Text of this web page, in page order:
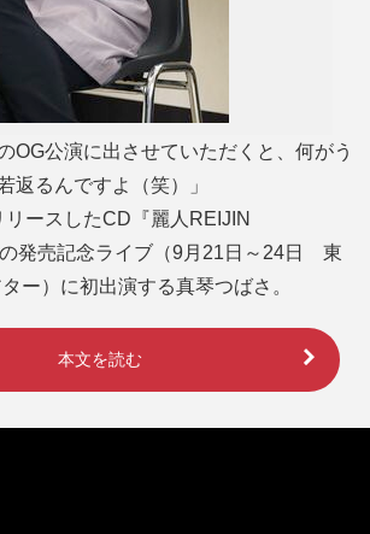
OG公演に出させていただくと、何がう
返るんですよ（笑）」
ースしたCD『麗人REIJIN
の発売記念ライブ（9月21日～24日 東
ー）に初出演する真琴つばさ。
本文を読む